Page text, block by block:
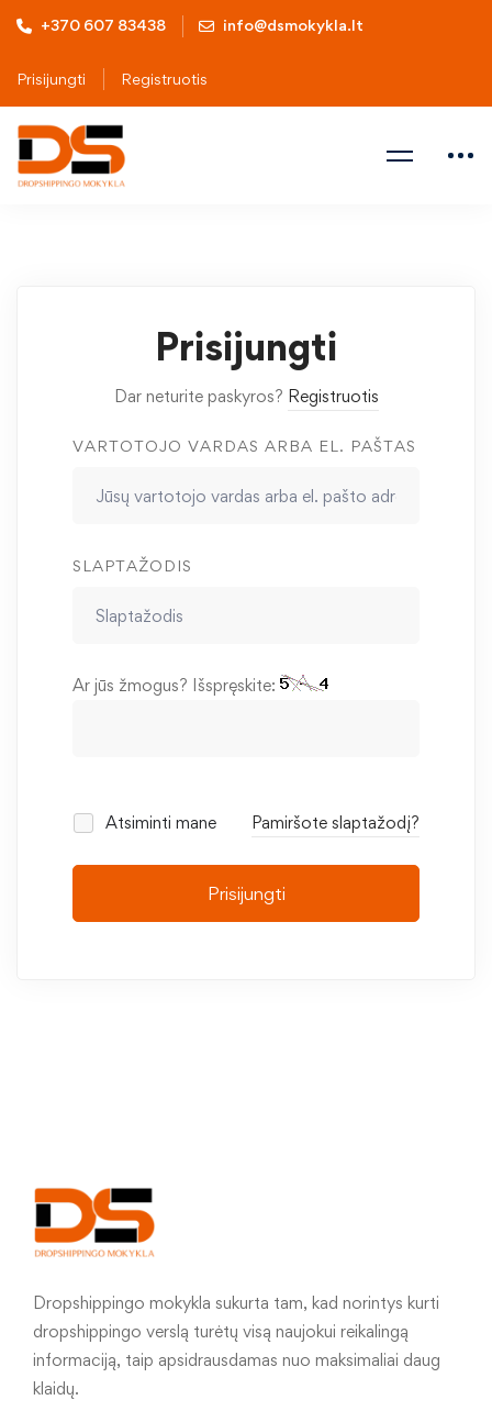
+370 607 83438 info@dsmokykla.lt
Prisijungti Registruotis
Prisijungti
Dar neturite paskyros? Registruotis
VARTOTOJO VARDAS ARBA EL. PAŠTAS
SLAPTAŽODIS
Ar jūs žmogus? Išspręskite:
Atsiminti mane Pamiršote slaptažodį?
Prisijungti
Dropshippingo mokykla sukurta tam, kad norintys kurti
dropshippingo verslą turėtų visą naujokui reikalingą
informaciją, taip apsidrausdamas nuo maksimaliai daug
klaidų.